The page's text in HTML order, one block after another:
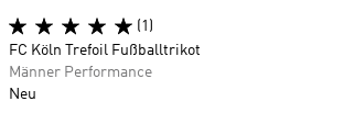
(1)
FC Köln Trefoil Fußballtrikot
Männer Performance
Neu